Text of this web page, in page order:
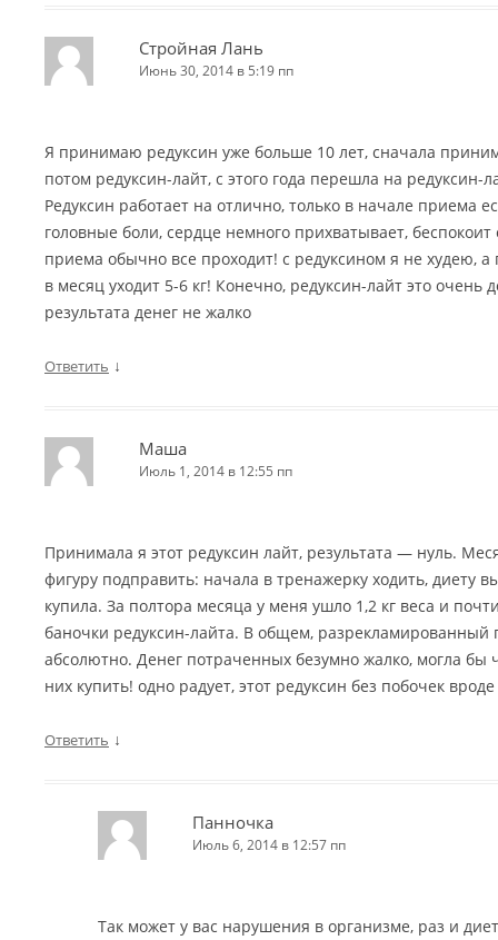
Стройная Лань
Июнь 30, 2014 в 5:19 пп
Я принимаю редуксин уже больше 10 лет, сначала
потом редуксин-лайт, с этого года перешла на редуксин-
Редуксин работает на отлично, только в начале приема
головные боли, сердце немного прихватывает, беспокоит
приема обычно все проходит! с редуксином я не худею,
в месяц уходит 5-6 кг! Конечно, редуксин-лайт это очень
результата денег не жалко
Ответить ↓
Маша
Июль 1, 2014 в 12:55 пп
Принимала я этот редуксин лайт, результата — нуль.
фигуру подправить: начала в тренажерку ходить, диету
купила. За полтора месяца у меня ушло 1,2 кг веса и
баночки редуксин-лайта. В общем, разрекламированный
абсолютно. Денег потраченных безумно жалко, могла бы
них купить! одно радует, этот редуксин без побочек
Ответить ↓
Панночка
Июль 6, 2014 в 12:57 пп
Так может у вас нарушения в организме, раз и